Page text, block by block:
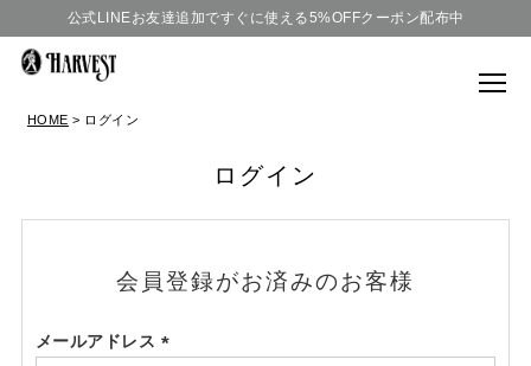
公式LINEお友達追加ですぐに使える5%OFFクーポン配布中
HOME ログイン
ログイン
会員登録がお済みのお客様
メールアドレス